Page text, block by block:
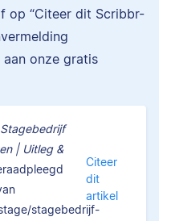
op “Citeer dit Scribbr-
onze gratis
Stagebedrijf
| Uitleg &
stagebedrijf-
Citeer
dit
artikel